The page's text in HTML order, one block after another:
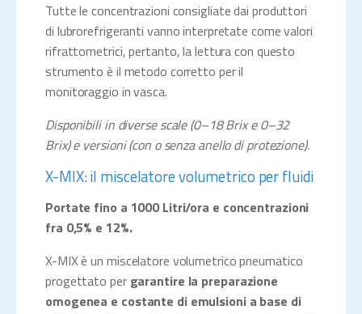
Tutte le concentrazioni consigliate dai produttori
di lubrorefrigeranti vanno interpretate come valori
rifrattometrici, pertanto, la lettura con questo
strumento è il metodo corretto per il
monitoraggio in vasca.
Disponibili in diverse scale (0–18 Brix e 0–32
Brix) e versioni (con o senza anello di protezione).
X-MIX: il miscelatore volumetrico per fluidi
Portate fino a 1000 Litri/ora e concentrazioni
fra 0,5% e 12%.
X-MIX è un miscelatore volumetrico pneumatico
progettato per garantire la preparazione
omogenea e costante di emulsioni a base di